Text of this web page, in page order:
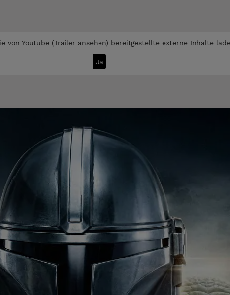
von Youtube (Trailer ansehen) bereitgestellte externe Inhalte
Ja